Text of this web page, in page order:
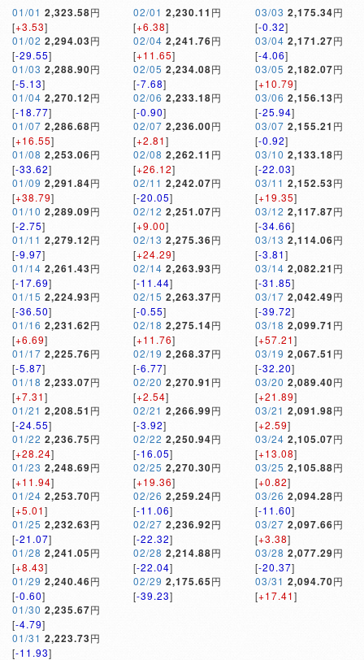
01/01 2,323.58円
[+3.53]
01/02 2,294.03円
[-29.55]
01/03 2,288.90円
[-5.13]
01/04 2,270.12円
[-18.77]
01/07 2,286.68円
[+16.55]
01/08 2,253.06円
[-33.62]
01/09 2,291.84円
[+38.79]
01/10 2,289.09円
[-2.75]
01/11 2,279.12円
[-9.97]
01/14 2,261.43円
[-17.69]
01/15 2,224.93円
[-36.50]
01/16 2,231.62円
[+6.69]
01/17 2,225.76円
[-5.87]
01/18 2,233.07円
[+7.31]
01/21 2,208.51 円
[-24.55]
01/22 2,236.75円
[+28.24]
01/23 2,248.69円
[+11.94]
01/24 2,253.70円
[+5.01]
01/25 2,232.63円
[-21.07]
01/28 2,241.05円
[+8.43]
01/29 2,240.46円
[-0.60]
01/30 2,235.67円
[-4.79]
01/31 2,223.73円
[-11.93]
02/01 2,230.11 円
[+6.38]
02/04 2,241.76円
[+11.65]
02/05 2,234.08円
[-7.68]
02/06 2,233.18円
[-0.90]
02/07 2,236.00円
[+2.81]
02/08 2,262.11 円
[+26.12]
02/11 2,242.07円
[-20.05]
02/12 2,251.07円
[+9.00]
02/13 2,275.36円
[+24.29]
02/14 2,263.93円
[-11.44]
02/15 2,263.37円
[-0.55]
02/18 2,275.14円
[+11.76]
02/19 2,268.37円
[-6.77]
02/20 2,270.91 円
[+2.54]
02/21 2,266.99円
[-3.92]
02/22 2,250.94円
[-16.05]
02/25 2,270.30円
[+19.36]
02/26 2,259.24円
[-11.06]
02/27 2,236.92円
[-22.32]
02/28 2,214.88円
[-22.04]
02/29 2,175.65円
[-39.23]
03/03 2,175.34円
[-0.32]
03/04 2,171.27円
[-4.06]
03/05 2,182.07円
[+10.79]
03/06 2,156.13円
[-25.94]
03/07 2,155.21 円
[-0.92]
03/10 2,133.18円
[-22.03]
03/11 2,152.53円
[+19.35]
03/12 2,117.87円
[-34.66]
03/13 2,114.06円
[-3.81]
03/14 2,082.21 円
[-31.85]
03/17 2,042.49円
[-39.72]
03/18 2,099.71 円
[+57.21]
03/19 2,067.51 円
[-32.20]
03/20 2,089.40円
[+21.89]
03/21 2,091.98円
[+2.59]
03/24 2,105.07円
[+13.08]
03/25 2,105.88円
[+0.82]
03/26 2,094.28円
[-11.60]
03/27 2,097.66円
[+3.38]
03/28 2,077.29円
[-20.37]
03/31 2,094.70円
[+17.41]